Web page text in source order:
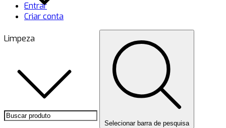
Limpeza
Entrar
Criar conta
Selecionar barra de pesquisa